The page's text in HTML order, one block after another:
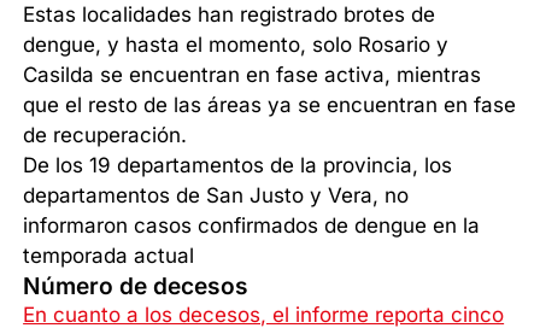
Estas localidades han registrado brotes de
dengue, y hasta el momento, solo Rosario y
Casilda se encuentran en fase activa, mientras
que el resto de las áreas ya se encuentran en fase
de recuperación.
De los 19 departamentos de la provincia, los
departamentos de San Justo y Vera, no
informaron casos confirmados de dengue en la
temporada actual
Número de decesos
En cuanto a los decesos, el informe reporta cinco